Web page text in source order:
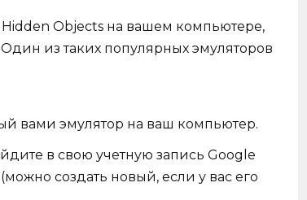
Hidden Objects на вашем компьютере,
из таких популярных эмуляторов
вами эмулятор на ваш компьютер.
в свою учетную запись Google
создать новый, если у вас его